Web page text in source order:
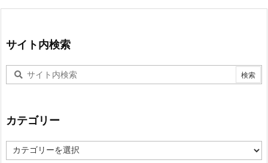
サイト内検索
カテゴリー
テ